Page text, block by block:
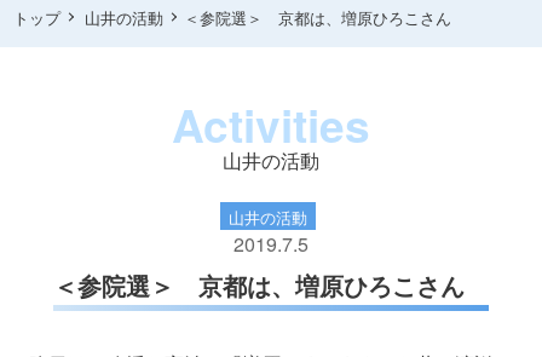
トップ 山井の活動 ＜参院選＞ 京都は、増原ひろこさん
Activities
山井の活動
山井の活動
2019.7.5
＜参院選＞ 京都は、増原ひろこさん